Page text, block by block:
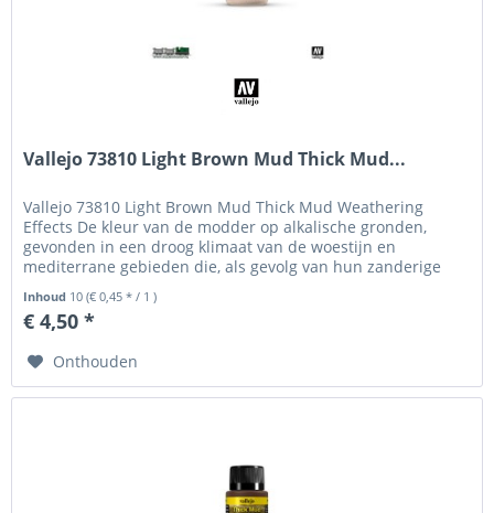
Vallejo 73810 Light Brown Mud Thick Mud...
Vallejo 73810 Light Brown Mud Thick Mud Weathering
Effects De kleur van de modder op alkalische gronden,
gevonden in een droog klimaat van de woestijn en
mediterrane gebieden die, als gevolg van hun zanderige
Inhoud 10(€ 0,45 * / 1 )
€ 4,50 *
Onthouden